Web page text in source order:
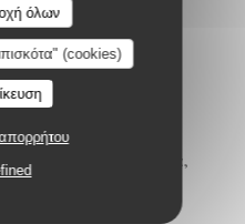
όλων
(cookies)
χώρος στάθμευσης κοντά,